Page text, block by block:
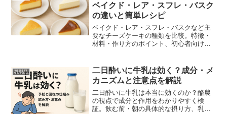
ベイクド・レア・スフレ・バスク
の違いと簡単レシピ
ベイクド・レア・スフレ・バスクなど主
要なチーズケーキの種類を比較。特徴・
材料・作り方のポイント、初心者向け簡
乳製品
二日酔いに牛乳は効く？成分・メ
カニズムと注意点を解説
二日酔いに牛乳は本当に効くのか？酪農
の視点で成分と作用をわかりやすく検
証。飲む前・朝の具体的な摂り方、乳糖